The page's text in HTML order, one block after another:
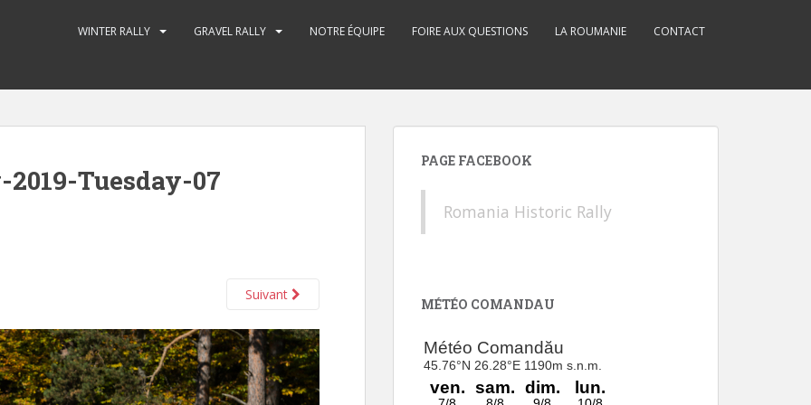
WINTER RALLY GRAVEL RALLY NOTRE ÉQUIPE FOIRE AUX QUESTIONS LA ROUMANIE CONTACT
Tuesday-07
Suivant
PAGE FACEBOOK
Romania Historic Rally
MÉTÉO COMANDAU